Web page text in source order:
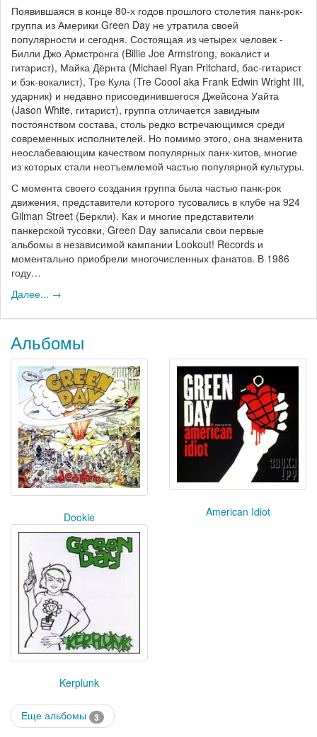
Появившаяся в конце 80-х годов прошлого столетия панк-рок-
группа из Америки Green Day не утратила своей
популярности и сегодня. Состоящая из четырех человек -
Билли Джо Армстронга (Billie Joe Armstrong, вокалист и
гитарист), Майка Дёрнта (Michael Ryan Pritchard, бас-гитарист
и бэк-вокалист), Тре Кула (Tre Coool aka Frank Edwin Wright III,
ударник) и недавно присоединившегося Джейсона Уайта
(Jason White, гитарист), группа отличается завидным
постоянством состава, столь редко встречающимся среди
современных исполнителей. Но помимо этого, она знаменита
неослабевающим качеством популярных панк-хитов, многие
из которых стали неотъемлемой частью популярной культуры.
С момента своего создания группа была частью панк-рок
движения, представители которого тусовались в клубе на 924
Gilman Street (Беркли). Как и многие представители
панкерской тусовки, Green Day записали свои первые
альбомы в независимой кампании Lookout! Records и
моментально приобрели многочисленных фанатов. В 1986
году…
Далее... →
Альбомы
Dookie American Idiot
Kerplunk
Еще альбомы 3